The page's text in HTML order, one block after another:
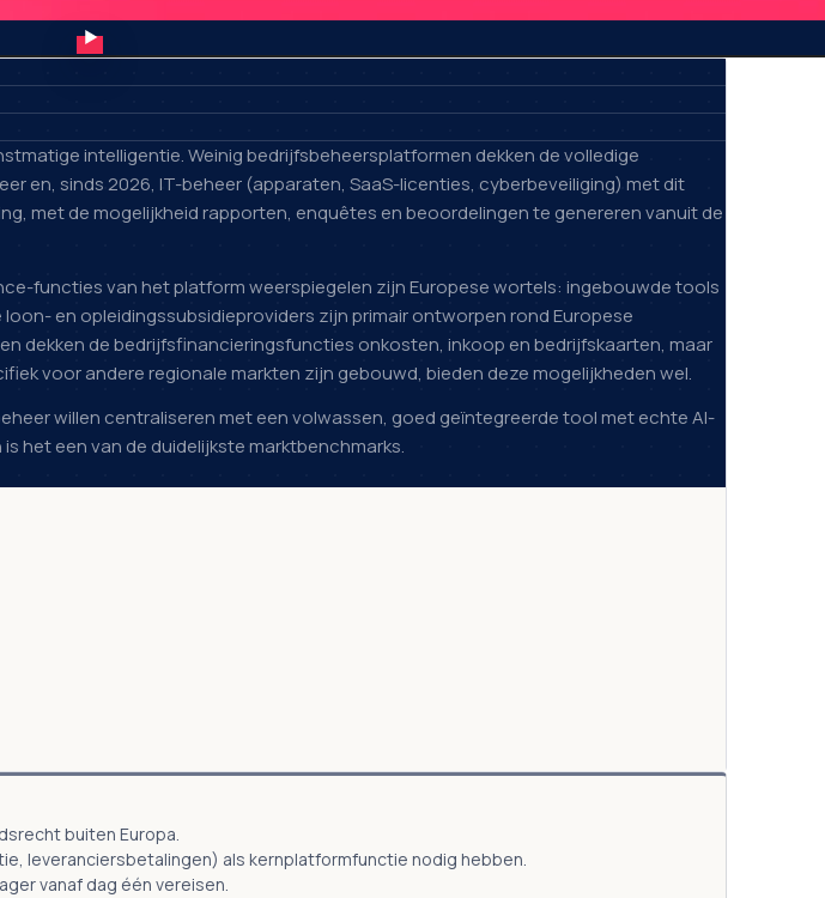
intelligentie. Weinig bedrijfsbeheersplatformen dekken de volledige
en, sinds 2026, IT-beheer (apparaten, SaaS-licenties, cyberbeveiliging) met dit
met de mogelijkheid rapporten, enquêtes en beoordelingen te genereren vanuit de
functies van het platform weerspiegelen zijn Europese wortels: ingebouwde tools
en opleidingssubsidieproviders zijn primair ontworpen rond Europese
dekken de bedrijfsfinancieringsfuncties onkosten, inkoop en bedrijfskaarten, maar
voor andere regionale markten zijn gebouwd, bieden deze mogelijkheden wel.
willen centraliseren met een volwassen, goed geïntegreerde tool met echte AI-
het een van de duidelijkste marktbenchmarks.
buiten Europa.
leveranciersbetalingen) als kernplatformfunctie nodig hebben.
vanaf dag één vereisen.